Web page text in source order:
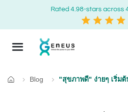
Rated 4.98-stars across
หน้าแรก
Blog "สุขภาพดี" ง่ายๆ เริ่ม